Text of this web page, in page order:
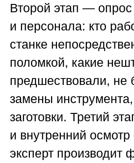
Второй этап — опрос
и персонала: кто
станке
поломкой, какие
предшествовали, не
замены
заготовки. Третий
и внутренний
эксперт производит